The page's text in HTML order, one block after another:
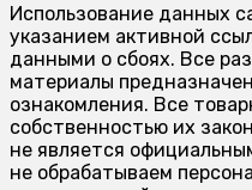
Использование данных
указанием активной
данными о сбоях. Все
материалы
ознакомления. Все
собственностью их
не является
не обрабатываем